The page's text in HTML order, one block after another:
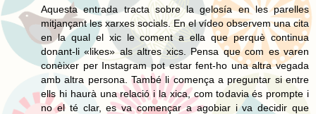
Aquesta entrada tracta sobre la gelosía en les parelles
mitjançant les xarxes socials. En el vídeo observem una cita
en la qual el xic le coment a ella que perquè continua
donant-li «likes» als altres xics. Pensa que com es varen
conèixer per Instagram pot estar fent-ho una altra vegada
amb altra persona. També li comença a preguntar si entre
ells hi haurà una relació i la xica, com todavia és prompte i
no el té clar, es va començar a agobiar i va decidir que